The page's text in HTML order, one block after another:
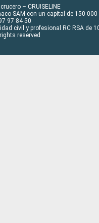
– CRUISELINE
SAM con un capital de 150 000
97 84 50
civil y profesional RC RSA de
reserved